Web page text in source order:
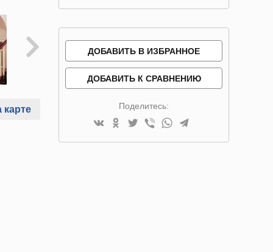
карте
ДОБАВИТЬ В ИЗБРАННОЕ
ДОБАВИТЬ К СРАВНЕНИЮ
Поделитесь: